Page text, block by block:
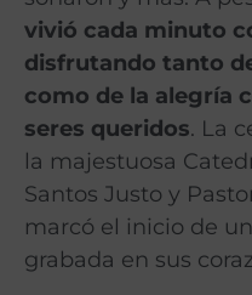
vivió cada minuto
disfrutando tanto
como de la alegría
seres queridos. La
la majestuosa
Santos Justo y
marcó el inicio de
grabada en sus